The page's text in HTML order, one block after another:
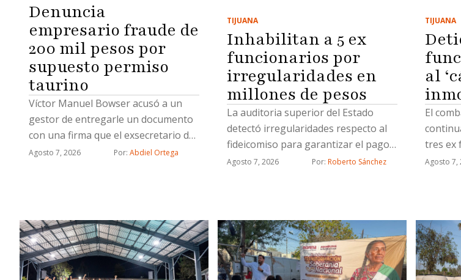
Denuncia
empresario fraude de
200 mil pesos por
supuesto permiso
taurino
Víctor Manuel Bowser acusó a un
gestor de entregarle un documento
con una firma que el exsecretario de
Gobierno municipal desconoció,
Agosto 7, 2026 Por: Abdiel Ortega
TIJUANA
Inhabilitan a 5 ex
funcionarios por
irregularidades en
millones de pesos
La auditoria superior del Estado
detectó irregularidades respecto al
fideicomiso para garantizar el pago
de indemnizaciones por fallecimiento
Agosto 7, 2026 Por: Roberto Sánchez
TIJUANA
al
El
tres ex
Público
de la
(FGE),
Agosto 7,